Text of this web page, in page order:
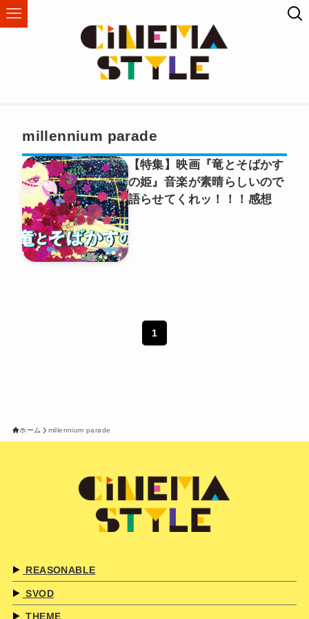
millennium parade
【特集】映画『竜とそばかす
の姫』音楽が素晴らしいので
語らせてくれッ！！！感想
1
ホーム millennium parade
REASONABLE
SVOD
THEME